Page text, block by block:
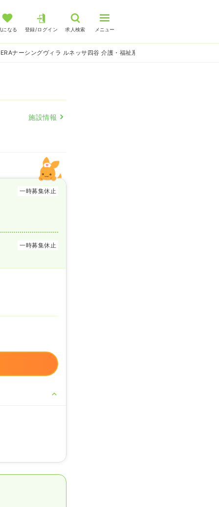
になる 登録/ログイン 求人検索 メニュー
ナーシングヴィラ ルネッサ四谷 介護・福祉系の看護師求人
施設情報
一時募集休止
一時募集休止